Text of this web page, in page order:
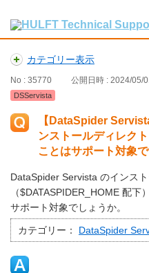
カテゴリー表示
No : 35770 公開日時 : 2024/05/
DSServista
【DataSpider
ンストールディレク
ことはサポート対象
DataSpider Servista のインス
（$DATASPIDER_HOME 配
サポート対象でしょうか。
カテゴリー： DataSpider